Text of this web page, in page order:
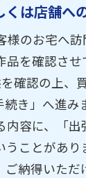
は店舗へ
様のお宅へ
を確認させ
確認の上、
き」へ進み
内容に、「
うことがあ
納得いただ